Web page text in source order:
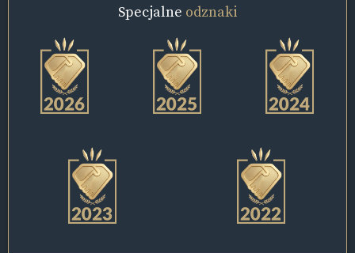
Specjalne odznaki